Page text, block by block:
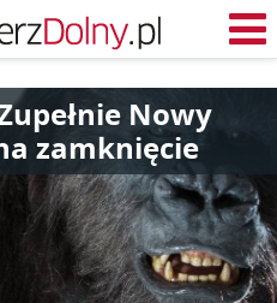
Nowy
zamknięcie